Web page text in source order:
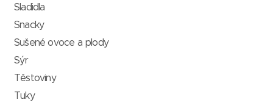
Sladidla
Snacky
Sušené ovoce a plody
Sýr
Těstoviny
Tuky